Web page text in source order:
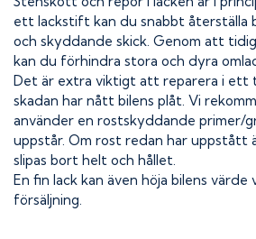
ett lackstift kan du snabbt återställa
och skyddande skick. Genom att
kan du förhindra stora och dyra
Det är extra viktigt att reparera i ett
skadan har nått bilens plåt. Vi
använder en rostskyddande primer/
uppstår. Om rost redan har
slipas bort helt och hållet.
En fin lack kan även höja bilens värde
försäljning.